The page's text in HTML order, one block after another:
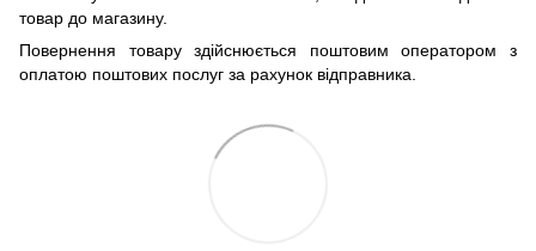
товар до магазину.
Повернення товару здійснюється поштовим оператором з
оплатою поштових послуг за рахунок відправника.